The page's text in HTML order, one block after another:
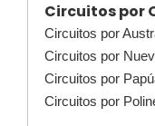
Circuitos por
Circuitos por
Circuitos por
Circuitos por
Circuitos por